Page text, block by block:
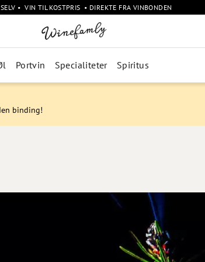
• VIN TIL KOSTPRIS • DIREKTE FRA VINBONDEN
Portvin Specialiteter Spiritus
binding!